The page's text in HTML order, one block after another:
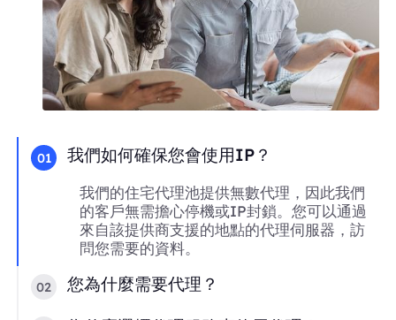
01 我們如何確保您會使用IP？
我們的住宅代理池提供無數代理，因此我們
的客戶無需擔心停機或IP封鎖。您可以通過
來自該提供商支援的地點的代理伺服器，訪
問您需要的資料。
02 您為什麼需要代理？